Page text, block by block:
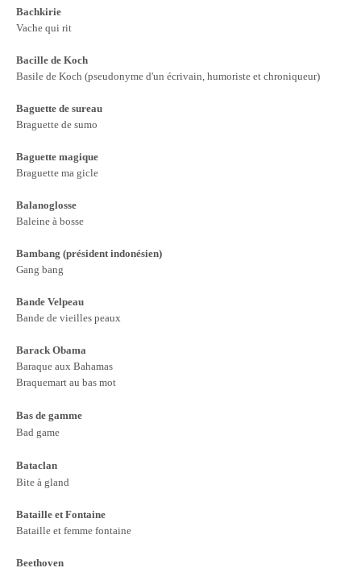
Bachkirie
Vache qui rit
Bacille de Koch
Basile de Koch (pseudonyme d'un écrivain, humoriste et chroniqueur)
Baguette de sureau
Braguette de sumo
Baguette magique
Braguette ma gicle
Balanoglosse
Baleine à bosse
Bambang (président indonésien)
Gang bang
Bande Velpeau
Bande de vieilles peaux
Barack Obama
Baraque aux Bahamas
Braquemart au bas mot
Bas de gamme
Bad game
Bataclan
Bite à gland
Bataille et Fontaine
Bataille et femme fontaine
Beethoven